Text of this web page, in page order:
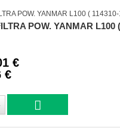
POW. YANMAR L100
€
€